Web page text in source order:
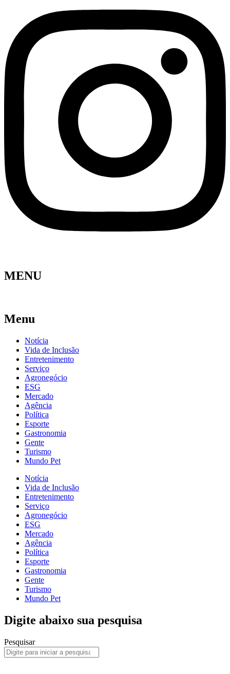
MENU
Menu
Notícia
Vida de Inclusão
Entretenimento
Serviço
Agronegócio
ESG
Mercado
Agência
Política
Esporte
Gastronomia
Gente
Turismo
Mundo Pet
Notícia
Vida de Inclusão
Entretenimento
Serviço
Agronegócio
ESG
Mercado
Agência
Política
Esporte
Gastronomia
Gente
Turismo
Mundo Pet
Digite abaixo sua pesquisa
Pesquisar